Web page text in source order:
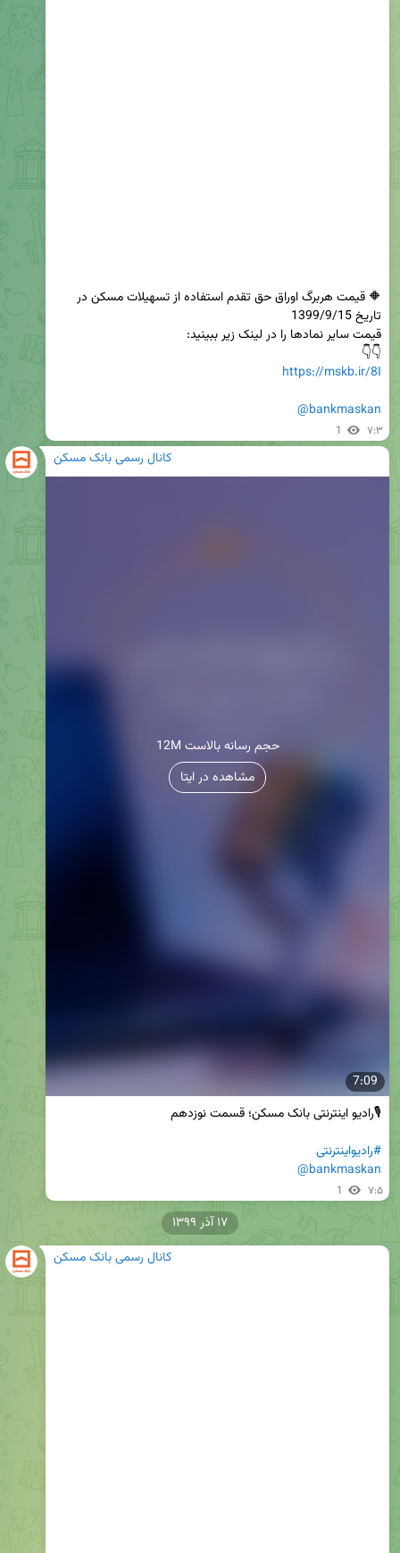
👇👇
https://mskb.ir/8I
@bankmaskan
1 ۷:۳
کانال رسمی بانک مسکن
7:09
12M حجم رسانه بالاست
مشاهده در ایتا
#رادیواینترنتی
@bankmaskan
1 ۷:۵
کانال رسمی بانک مسکن
۱۷ آذر ۱۳۹۹